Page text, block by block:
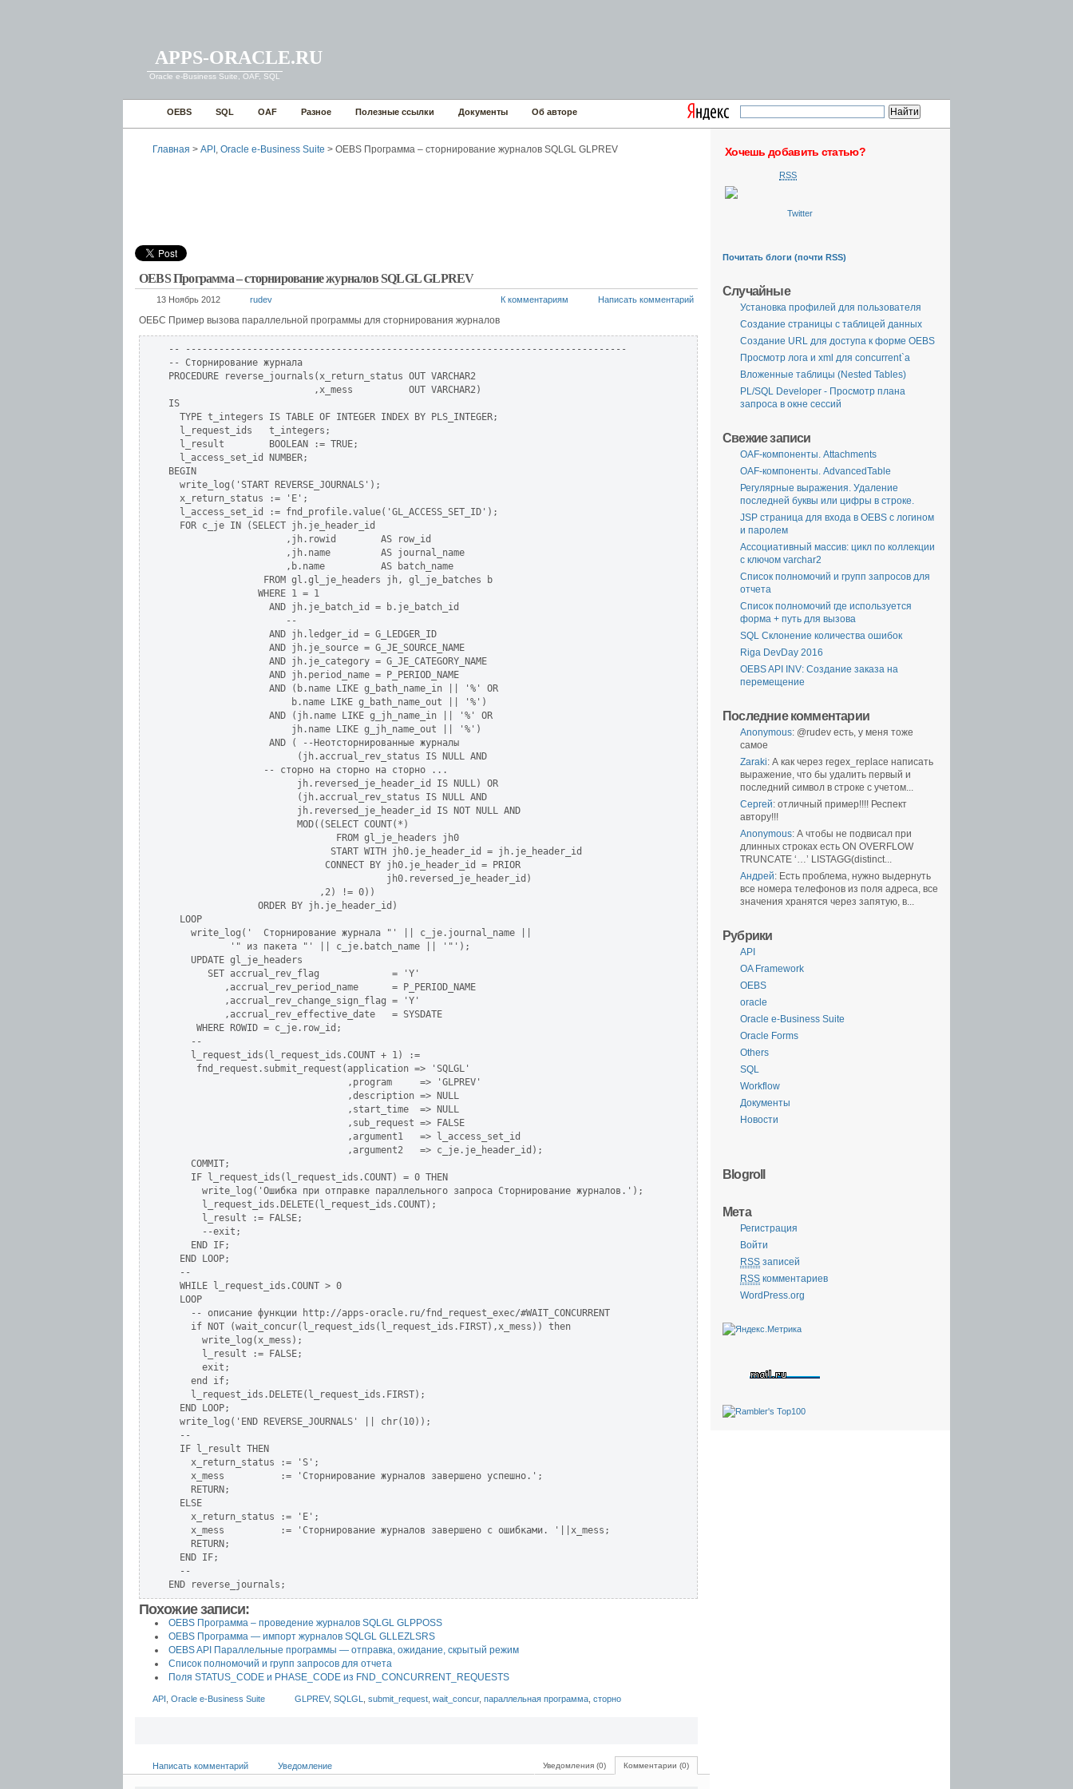
APPS-ORACLE.RU
Oracle e-Business Suite, OAF, SQL
OEBS SQL OAF Разное Полезные ссылки Документы Об авторе
Главная > API , Oracle e-Business Suite > OEBS Программа – сторнирование журналов SQLGL GLPREV
OEBS Программа – сторнирование журналов SQLGL GLPREV
13 Ноябрь 2012 rudev Написать комментарий
К комментариям
ОЕБС Пример вызова параллельной программы для сторнирования журналов
-- -------------------------------------------------------------------------------
-- Сторнирование журнала
PROCEDURE reverse_journals(x_return_status OUT VARCHAR2
                          ,x_mess          OUT VARCHAR2)
IS
  TYPE t_integers IS TABLE OF INTEGER INDEX BY PLS_INTEGER;
  l_request_ids   t_integers;
  l_result        BOOLEAN := TRUE;
  l_access_set_id NUMBER;
BEGIN
  write_log('START REVERSE_JOURNALS');
  x_return_status := 'E';
  l_access_set_id := fnd_profile.value('GL_ACCESS_SET_ID');
  FOR c_je IN (SELECT jh.je_header_id
                     ,jh.rowid        AS row_id
                     ,jh.name         AS journal_name
                     ,b.name          AS batch_name
                 FROM gl.gl_je_headers jh, gl_je_batches b
                WHERE 1 = 1
                  AND jh.je_batch_id = b.je_batch_id
                     --
                  AND jh.ledger_id = G_LEDGER_ID
                  AND jh.je_source = G_JE_SOURCE_NAME
                  AND jh.je_category = G_JE_CATEGORY_NAME
                  AND jh.period_name = P_PERIOD_NAME
                  AND (b.name LIKE g_bath_name_in || '%' OR
                      b.name LIKE g_bath_name_out || '%')
                  AND (jh.name LIKE g_jh_name_in || '%' OR
                      jh.name LIKE g_jh_name_out || '%')
                  AND ( --Неотсторнированные журналы
                       (jh.accrual_rev_status IS NULL AND
                 -- сторно на сторно на сторно ...
                       jh.reversed_je_header_id IS NULL) OR
                       (jh.accrual_rev_status IS NULL AND
                       jh.reversed_je_header_id IS NOT NULL AND
                       MOD((SELECT COUNT(*)
                              FROM gl_je_headers jh0
                             START WITH jh0.je_header_id = jh.je_header_id
                            CONNECT BY jh0.je_header_id = PRIOR
                                       jh0.reversed_je_header_id)
                           ,2) != 0))
                ORDER BY jh.je_header_id)
  LOOP
    write_log('  Сторнирование журнала "' || c_je.journal_name ||
           '" из пакета "' || c_je.batch_name || '"');
    UPDATE gl_je_headers
       SET accrual_rev_flag             = 'Y'
          ,accrual_rev_period_name      = P_PERIOD_NAME
          ,accrual_rev_change_sign_flag = 'Y'
          ,accrual_rev_effective_date   = SYSDATE
     WHERE ROWID = c_je.row_id;
    --
    l_request_ids(l_request_ids.COUNT + 1) :=
     fnd_request.submit_request(application => 'SQLGL'
                                ,program     => 'GLPREV'
                                ,description => NULL
                                ,start_time  => NULL
                                ,sub_request => FALSE
                                ,argument1   => l_access_set_id
                                ,argument2   => c_je.je_header_id);
    COMMIT;
    IF l_request_ids(l_request_ids.COUNT) = 0 THEN
      write_log('Ошибка при отправке параллельного запроса Сторнирование журналов.');
      l_request_ids.DELETE(l_request_ids.COUNT);
      l_result := FALSE;
      --exit;
    END IF;
  END LOOP;
  --
  WHILE l_request_ids.COUNT > 0
  LOOP
    -- описание функции http://apps-oracle.ru/fnd_request_exec/#WAIT_CONCURRENT
    if NOT (wait_concur(l_request_ids(l_request_ids.FIRST),x_mess)) then
      write_log(x_mess);
      l_result := FALSE;
      exit;
    end if;
    l_request_ids.DELETE(l_request_ids.FIRST);
  END LOOP;
  write_log('END REVERSE_JOURNALS' || chr(10));
  --
  IF l_result THEN
    x_return_status := 'S';
    x_mess          := 'Сторнирование журналов завершено успешно.';
    RETURN;
  ELSE
    x_return_status := 'E';
    x_mess          := 'Сторнирование журналов завершено с ошибками. '||x_mess;
    RETURN;
  END IF;
  --
Похожие записи:
OEBS Программа – проведение журналов SQLGL GLPPOSS
OEBS Программа — импорт журналов SQLGL GLLEZLSRS
OEBS API Параллельные программы — отправка, ожидание, скрытый режим
Список полномочий и групп запросов для отчета
Поля STATUS_CODE и PHASE_CODE из FND_CONCURRENT_REQUESTS
API Oracle e-Business Suite GLPREV, SQLGL submit_request wait_concur, параллельная программа сторно
Комментарии (0)
Уведомления (0)
Написать комментарий Уведомление
Хочешь добавить статью?
RSS
Twitter
Почитать блоги (почти RSS)
Случайные
Установка профилей для пользователя
Создание страницы с таблицей данных
Создание URL для доступа к форме OEBS
Просмотр лога и xml для concurrent`а
Вложенные таблицы (Nested Tables)
PL/SQL Developer - Просмотр плана
запроса в окне сессий
Свежие записи
OAF-компоненты. Attachments
OAF-компоненты. AdvancedTable
Регулярные выражения. Удаление
последней буквы или цифры в строке.
JSP страница для входа в OEBS с логином
и паролем
Ассоциативный массив: цикл по коллекции
с ключом varchar2
Список полномочий и групп запросов для
отчета
Список полномочий где используется
форма + путь для вызова
SQL Склонение количества ошибок
Riga DevDay 2016
OEBS API INV: Создание заказа на
перемещение
Последние комментарии
Anonymous: @rudev есть, у меня тоже
самое
Zaraki: А как через regex_replace написать
выражение, что бы удалить первый и
последний символ в строке с учетом...
Сергей: отличный пример!!!! Респект
автору!!!
Anonymous: А чтобы не подвисал при
длинных строках есть ON OVERFLOW
TRUNCATE ‘…’ LISTAGG(distinct...
Андрей: Есть проблема, нужно выдернуть
все номера телефонов из поля адреса, все
значения хранятся через запятую, в...
Рубрики
API
OA Framework
OEBS
oracle
Oracle e-Business Suite
Oracle Forms
Others
SQL
Workflow
Документы
Новости
Blogroll
Мета
Регистрация
Войти
RSS записей
RSS комментариев
WordPress.org